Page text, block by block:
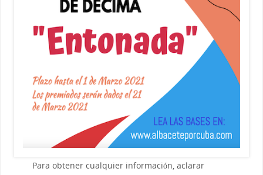
Para obtener cualquier información, aclarar